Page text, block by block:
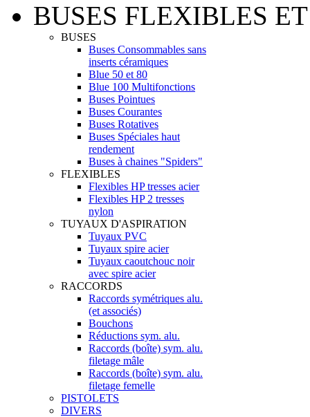
BUSES FLEXIBLES
BUSES
Buses Consommables sans
inserts céramiques
Blue 50 et 80
Blue 100 Multifonctions
Buses Pointues
Buses Courantes
Buses Rotatives
Buses Spéciales haut
rendement
Buses à chaines "Spiders"
FLEXIBLES
Flexibles HP tresses acier
Flexibles HP 2 tresses
nylon
TUYAUX D'ASPIRATION
Tuyaux PVC
Tuyaux spire acier
Tuyaux caoutchouc noir
avec spire acier
RACCORDS
Raccords symétriques alu.
(et associés)
Bouchons
Réductions sym. alu.
Raccords (boîte) sym. alu.
filetage mâle
Raccords (boîte) sym. alu.
filetage femelle
PISTOLETS
DIVERS